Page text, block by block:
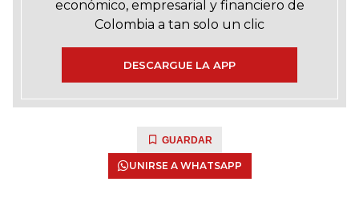
económico, empresarial y financiero de
Colombia a tan solo un clic
DESCARGUE LA APP
GUARDAR
UNIRSE A WHATSAPP